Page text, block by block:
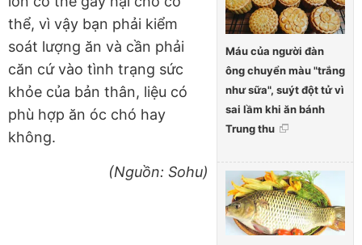
Máu của người đàn
ông chuyển màu "trắng
như sữa", suýt đột tử vì
sai lầm khi ăn bánh
Trung thu
thể, vì vậy bạn phải kiểm
soát lượng ăn và cần phải
căn cứ vào tình trạng sức
khỏe của bản thân, liệu có
phù hợp ăn óc chó hay
không.
(Nguồn: Sohu)